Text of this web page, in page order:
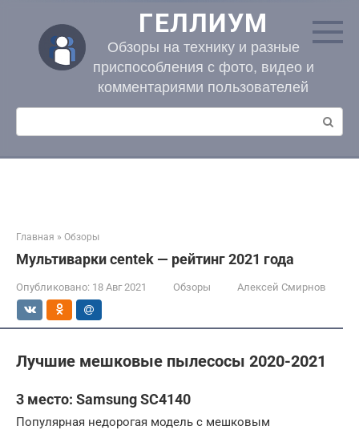
контенту
ГЕЛЛИУМ
Обзоры на технику и разные
приспособления с фото, видео и
комментариями пользователей
Поиск:
Главная » Обзоры
Мультиварки centek — рейтинг 2021 года
Опубликовано: 18 Авг 2021 Обзоры Алексей Смирнов
Лучшие мешковые пылесосы 2020-2021
3 место: Samsung SC4140
Популярная недорогая модель с мешковым